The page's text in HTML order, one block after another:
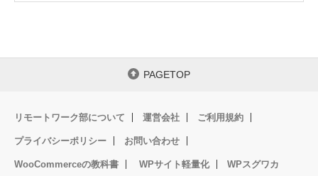
PAGETOP
リモートワーク部について 運営会社 ご利用規約
プライバシーポリシー お問い合わせ
WooCommerceの教科書 WPサイト軽量化 WPスグワカ